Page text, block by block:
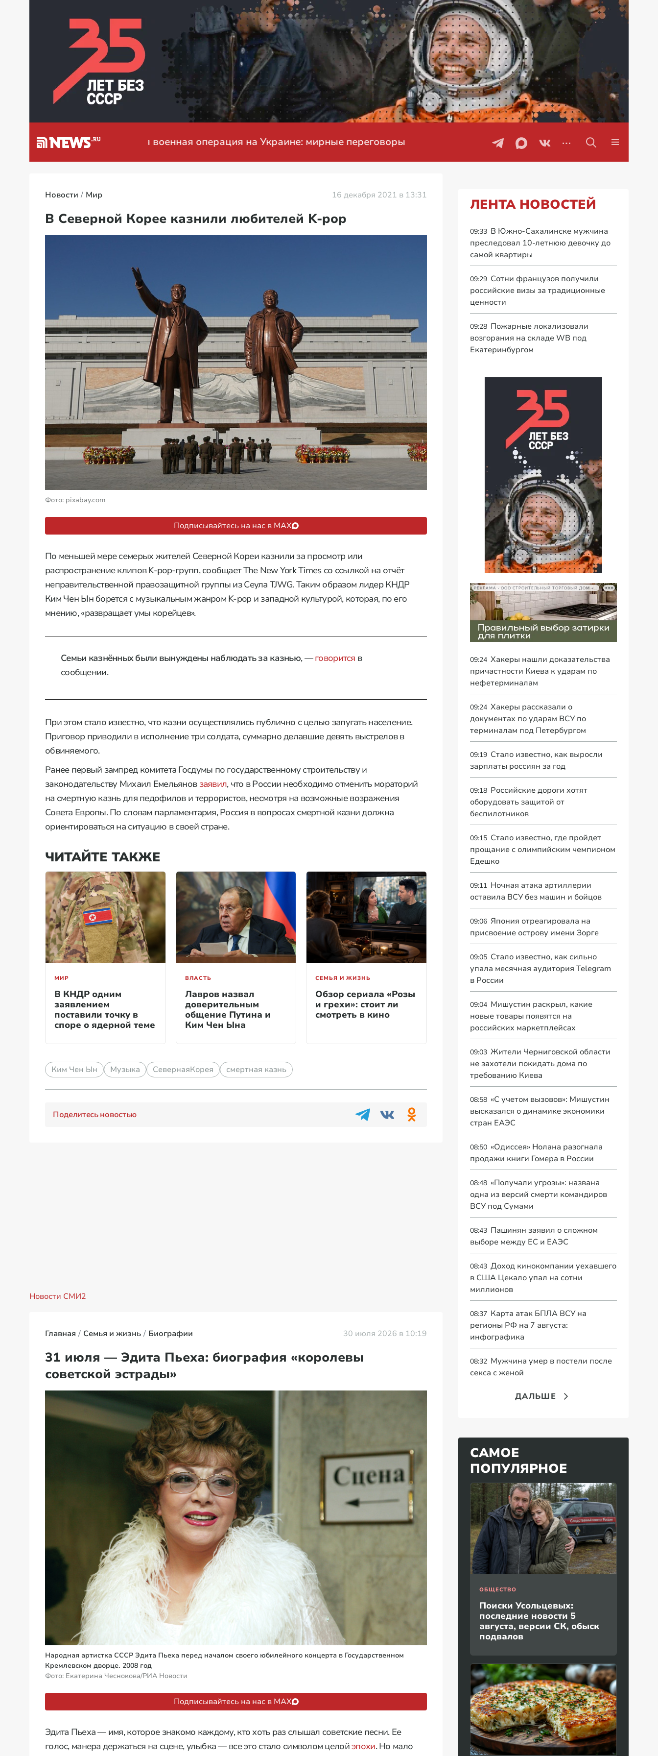
на Украине: мирные переговоры Проблемы с бензином в России
Новости Мир 16 декабря 2021 в 13:31
В Cеверной Корее казнили любителей K-pop
Фото: pixabay.com
Подписывайтесь на нас в MAX
По меньшей мере семерых жителей Северной Кореи казнили за просмотр или
распространение клипов K-pop-групп, сообщает The New York Times со ссылкой на отчёт
неправительственной правозащитной группы из Сеула TJWG. Таким образом лидер КНДР
Ким Чен Ын борется с музыкальным жанром K-pop и западной культурой, которая, по его
мнению, «развращает умы корейцев».
Семьи казнённых были вынуждены наблюдать за казнью, —говорится в
сообщении.
При этом стало известно, что казни осуществлялись публично с целью запугать население.
Приговор приводили в исполнение три солдата, суммарно делавшие девять выстрелов в
обвиняемого.
Ранее первый зампред комитета Госдумы по государственному строительству и
законодательству Михаил Емельянов заявил, что в России необходимо отменить мораторий
на смертную казнь для педофилов и террористов, несмотря на возможные возражения
Совета Европы. По словам парламентария, Россия в вопросах смертной казни должна
ориентироваться на ситуацию в своей стране.
ЧИТАЙТЕ ТАКЖЕ
МИР
В КНДР одним
заявлением
поставили точку в
споре о ядерной теме
ВЛАСТЬ
Лавров назвал
доверительным
общение Путина и
Ким Чен Ына
СЕМЬЯ И ЖИЗНЬ
Обзор сериала «Розы
и грехи»: стоит ли
смотреть в кино
Ким Чен Ын Музыка СевернаяКорея смертная казнь
Поделитесь новостью
Новости СМИ2
Главная Семья и жизнь Биографии 30 июля 2026 в 10:19
31 июля — Эдита Пьеха: биография «королевы
советской эстрады»
Народная артистка СССР Эдита Пьеха перед началом своего юбилейного концерта в Государственном
Кремлевском дворце. 2008 год
Фото: Екатерина Чеснокова/РИА Новости
Подписывайтесь на нас в MAX
Эдита Пьеха — имя, которое знакомо каждому, кто хоть раз слышал советские песни. Ее
голос, манера держаться на сцене, улыбка — все это стало символом целойэпохи. Но мало
ЛЕНТА НОВОСТЕЙ
09:33 В Южно-Сахалинске мужчина
преследовал 10-летнюю девочку до
самой квартиры
09:29 Сотни французов получили
российские визы за традиционные
ценности
09:28 Пожарные локализовали
возгорания на складе WB под
Екатеринбургом
09:24 Хакеры нашли доказательства
причастности Киева к ударам по
нефетерминалам
09:24 Хакеры рассказали о
документах по ударам ВСУ по
терминалам под Петербургом
09:19 Стало известно, как выросли
зарплаты россиян за год
09:18 Российские дороги хотят
оборудовать защитой от
беспилотников
09:15 Стало известно, где пройдет
прощание с олимпийским чемпионом
Едешко
09:11 Ночная атака артиллерии
оставила ВСУ без машин и бойцов
09:06 Япония отреагировала на
присвоение острову имени Зорге
09:05 Стало известно, как сильно
упала месячная аудитория Telegram
в России
09:04 Мишустин раскрыл, какие
новые товары появятся на
российских маркетплейсах
09:03 Жители Черниговской области
не захотели покидать дома по
требованию Киева
08:58 «С учетом вызовов»: Мишустин
высказался о динамике экономики
стран ЕАЭС
08:50 «Одиссея» Нолана разогнала
продажи книги Гомера в России
08:48 «Получали угрозы»: названа
одна из версий смерти командиров
ВСУ под Сумами
08:43 Пашинян заявил о сложном
выборе между ЕС и ЕАЭС
08:43 Доход кинокомпании уехавшего
в США Цекало упал на сотни
миллионов
08:37 Карта атак БПЛА ВСУ на
регионы РФ на 7 августа:
инфографика
08:32 Мужчина умер в постели после
секса с женой
ДАЛЬШЕ
САМОЕ
ПОПУЛЯРНОЕ
ОБЩЕСТВО
Поиски Усольцевых:
последние новости 5
августа, версии СК, обыск
подвалов